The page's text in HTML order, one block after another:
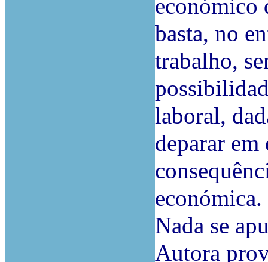
basta, no
trabalho,
laboral,
deparar
económica.
Nada se
Autora